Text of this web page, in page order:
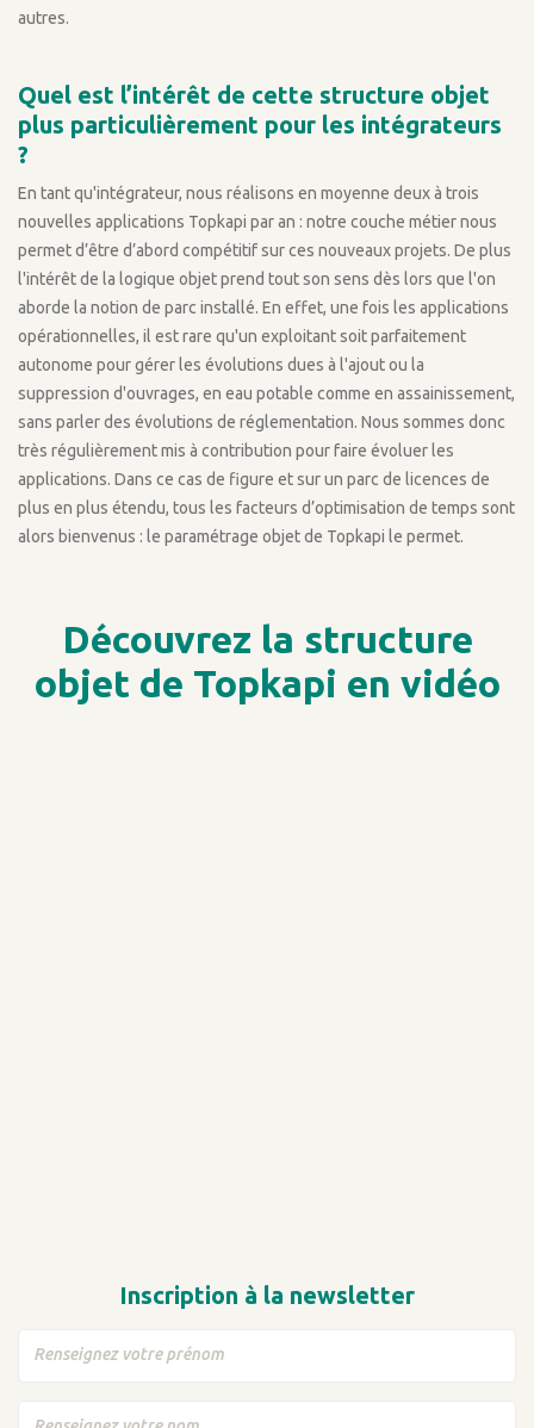
autres.
Quel est l’intérêt de cette structure objet
plus particulièrement pour les intégrateurs
?
En tant qu'intégrateur, nous réalisons en moyenne deux à trois
nouvelles applications Topkapi par an : notre couche métier nous
permet d’être d’abord compétitif sur ces nouveaux projets. De plus
l'intérêt de la logique objet prend tout son sens dès lors que l'on
aborde la notion de parc installé. En effet, une fois les applications
opérationnelles, il est rare qu'un exploitant soit parfaitement
autonome pour gérer les évolutions dues à l'ajout ou la
suppression d'ouvrages, en eau potable comme en assainissement,
sans parler des évolutions de réglementation. Nous sommes donc
très régulièrement mis à contribution pour faire évoluer les
applications. Dans ce cas de figure et sur un parc de licences de
plus en plus étendu, tous les facteurs d’optimisation de temps sont
alors bienvenus : le paramétrage objet de Topkapi le permet.
Découvrez la structure
objet de Topkapi en vidéo
Inscription à la newsletter